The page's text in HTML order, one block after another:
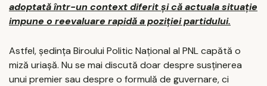
adoptată într-un context diferit și că actuala situație
impune o reevaluare rapidă a poziției partidului.
Astfel, ședința Biroului Politic Național al PNL capătă o
miză uriașă. Nu se mai discută doar despre susținerea
unui premier sau despre o formulă de guvernare, ci